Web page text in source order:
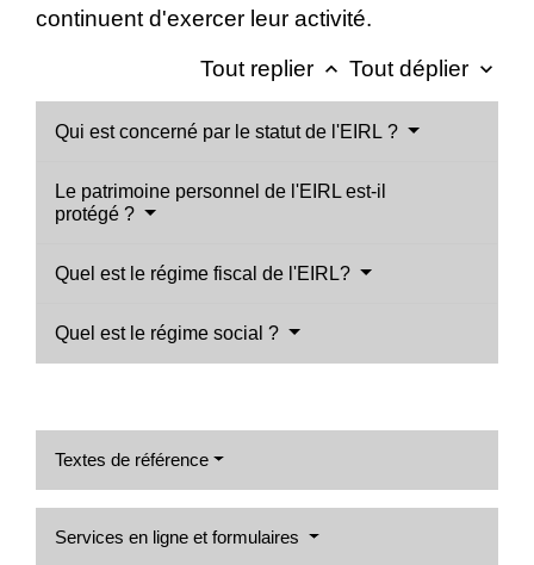
continuent d'exercer leur activité.
Tout replier keyboard_arrow_up Tout déplier keyboard_arrow_down
Qui est concerné par le statut de l'EIRL ?
Le patrimoine personnel de l'EIRL est-il
protégé ?
Quel est le régime fiscal de l'EIRL?
Quel est le régime social ?
Textes de référence
Services en ligne et formulaires